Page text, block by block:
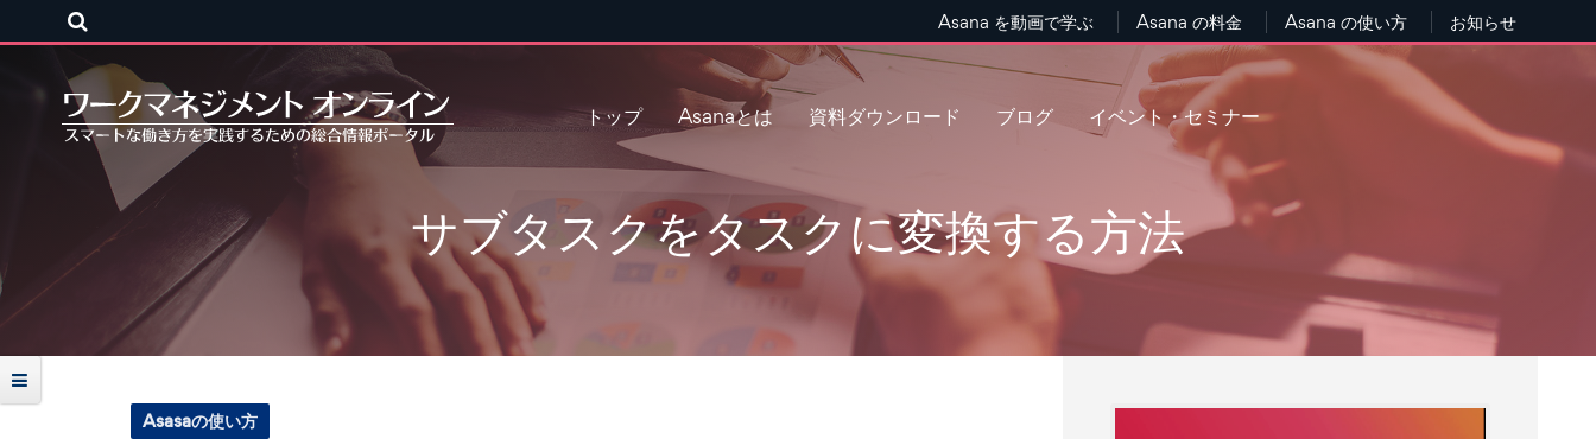
Asana を動画で学ぶ Asana の料金 Asana の使い方 お知らせ
トップ Asanaとは 資料ダウンロード ブログ イベント・セミナー
サブタスクをタスクに変換する方法
Asasaの使い方